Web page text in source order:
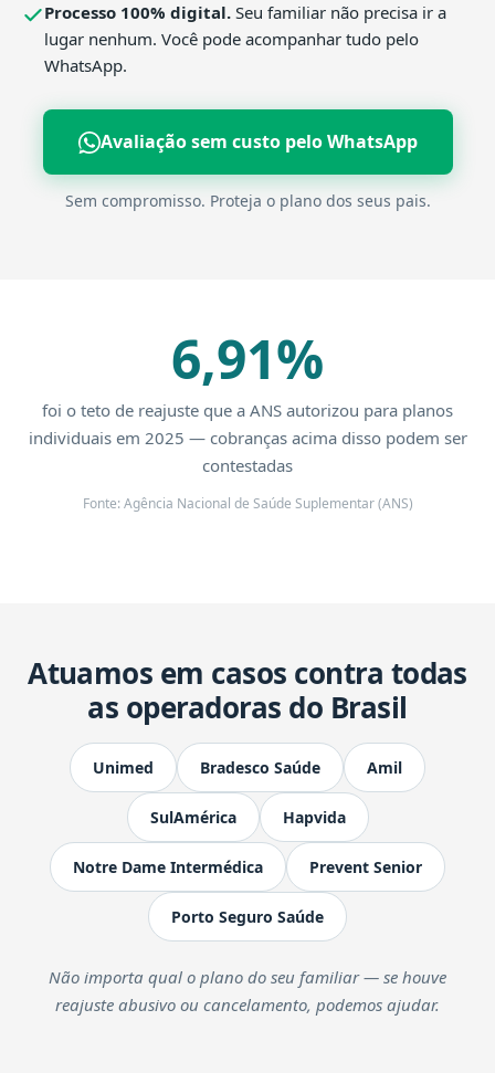
Processo 100% digital. Seu familiar não precisa ir a
lugar nenhum. Você pode acompanhar tudo pelo
WhatsApp.
Avaliação sem custo pelo WhatsApp
Sem compromisso. Proteja o plano dos seus pais.
6,91%
foi o teto de reajuste que a ANS autorizou para planos
individuais em 2025 — cobranças acima disso podem ser
contestadas
Fonte: Agência Nacional de Saúde Suplementar (ANS)
Atuamos em casos contra todas
as operadoras do Brasil
Unimed Bradesco Saúde Amil
SulAmérica Hapvida
Notre Dame Intermédica Prevent Senior
Porto Seguro Saúde
Não importa qual o plano do seu familiar — se houve
reajuste abusivo ou cancelamento, podemos ajudar.